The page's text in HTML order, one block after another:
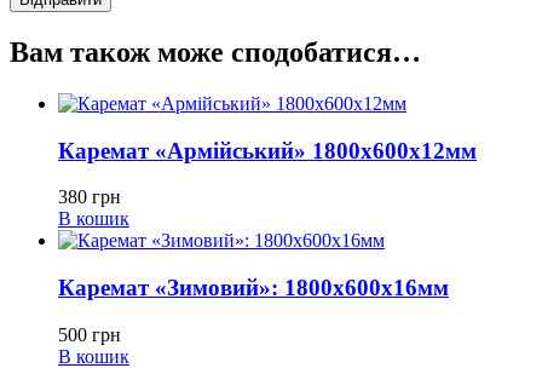
Вам також може сподобатися…
Каремат «Армійський» 1800х600х12мм
380 грн
В кошик
Каремат «Зимовий»: 1800х600х16мм
500 грн
В кошик